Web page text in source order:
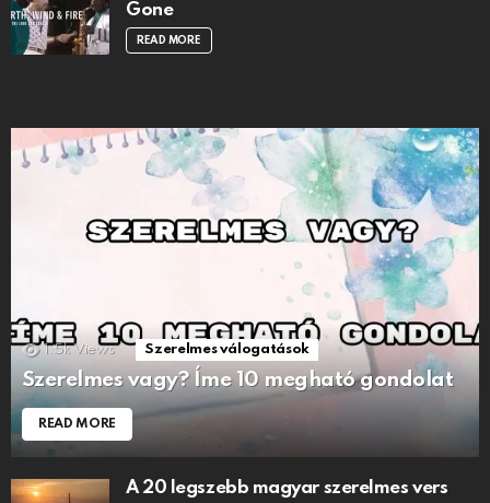
Gone
READ MORE
1.5k Views Szerelmes válogatások
Szerelmes vagy? Íme 10 megható gondolat
READ MORE
A 20 legszebb magyar szerelmes vers